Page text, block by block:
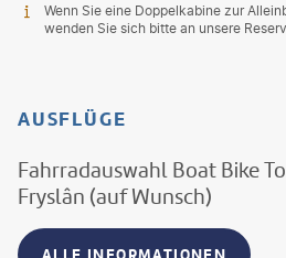
Wenn Sie eine Doppelkabine zur
wenden Sie sich bitte an unsere
AUSFLÜGE
Fahrradauswahl Boat Bike
Fryslân (auf Wunsch)